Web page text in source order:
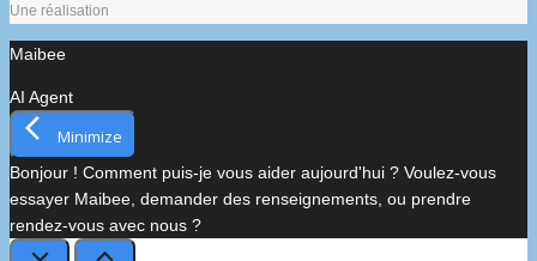
Une réalisation
Maibee
AI Agent
Minimize
Bonjour ! Comment puis-je vous aider aujourd'hui ? Voulez-vous
essayer Maibee, demander des renseignements, ou prendre
rendez-vous avec nous ?